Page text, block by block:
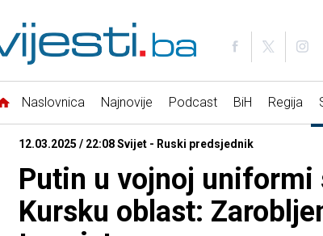
Naslovnica Najnovije Podcast BiH Regija
12.03.2025 / 22:08 Svijet - Ruski predsjednik
Putin u vojnoj uniformi
Kursku oblast: